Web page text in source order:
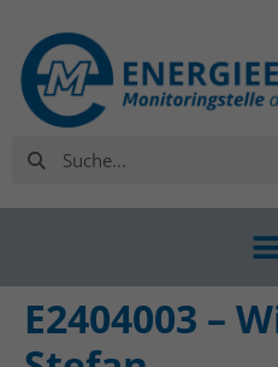
E2404003 –